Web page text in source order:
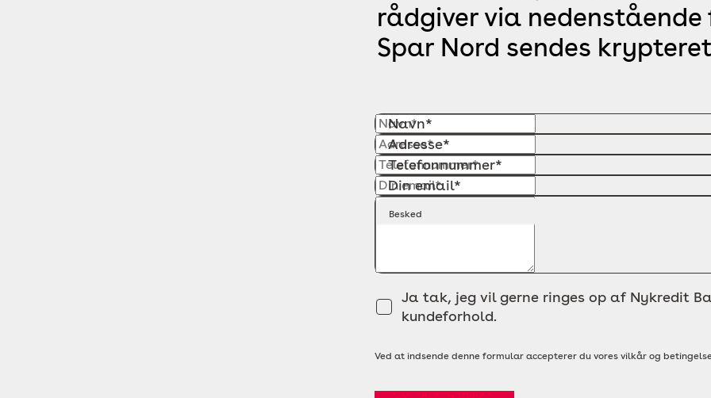
rådgiver via
Spar Nord sendes
Navn*
Adresse*
Telefonnummer*
Din email*
Besked
Ja tak, jeg vil gerne ringes op af Nykredit
kundeforhold.
Ved at indsende denne formular accepterer du vores vilkår og